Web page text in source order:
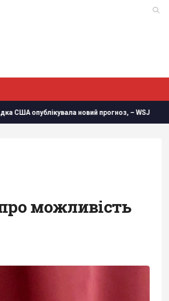
новий прогноз, – WSJ Втрати
можливість